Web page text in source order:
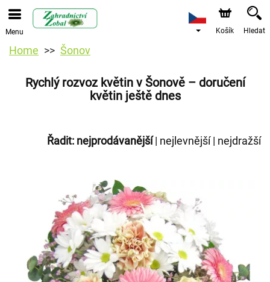
Menu Košík Hledat
Home Šonov
Rychlý rozvoz květin v Šonově – doručení
květin ještě dnes
Řadit: nejprodávanější| nejlevnější| nejdražší